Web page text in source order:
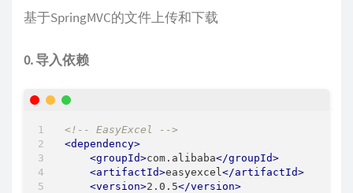
基于SpringMVC的文件上传和下载
0. 导入依赖
<!-- EasyExcel -->
<dependency>
<groupId>com.alibaba</groupId>
<artifactId>easyexcel </artifactId>
<version>2.0.5</version>